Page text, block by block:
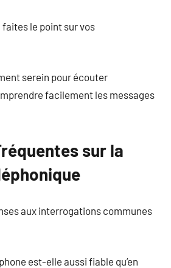
le point sur vos
serein pour écouter
facilement les messages
sur la
aux interrogations communes
est-elle aussi fiable qu’en